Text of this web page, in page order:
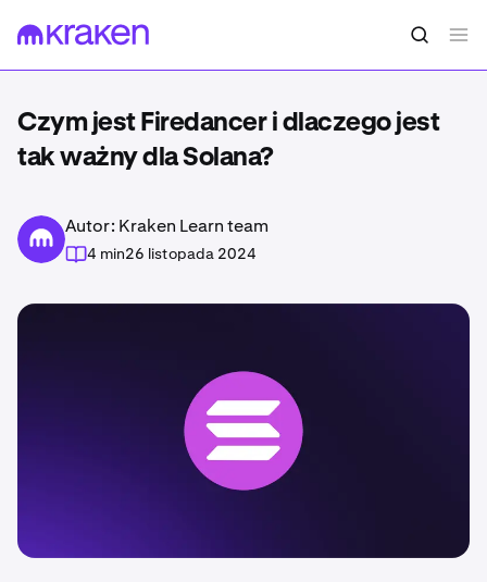
Czym jest Firedancer i dlaczego jest
tak ważny dla Solana?
Autor: Kraken Learn team
4 min26 listopada 2024